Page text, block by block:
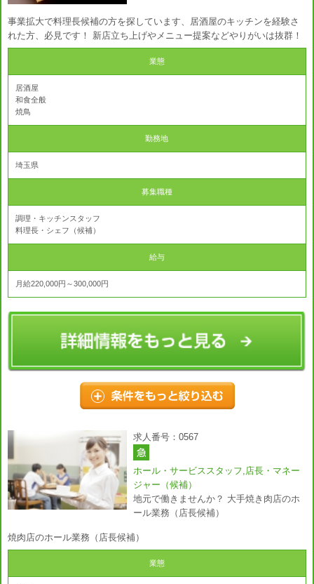
事業拡大で料理長候補の方を探しています、居酒屋のキッチンを経験さ
れた方、必見です！ 新店立ち上げやメニュー提案などやりがいは抜群！
業態
居酒屋
和食全般
焼鳥
勤務地
埼玉県
募集職種
調理・キッチンスタッフ
料理長・シェフ（候補）
給与
月給220,000円～300,000円
求人番号：0567
ホール・サービススタッフ,店長・マネー
ジャー（候補）
地元で働きませんか？ 大手焼き肉店のホ
ール業務（店長候補）
焼肉店のホール業務（店長候補）
業態